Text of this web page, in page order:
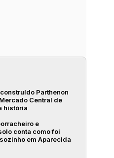
Parthenon
Central de
história
e
conta como foi
em Aparecida